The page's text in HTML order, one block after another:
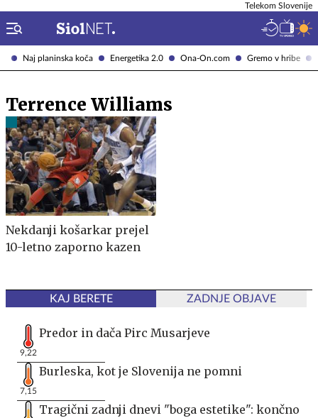
Naj planinska koča Energetika 2.0 Ona-On.com Gremo v hribe
Telekom Slovenije
Terrence Williams
Nekdanji košarkar prejel
10-letno zaporno kazen
KAJ BERETE ZADNJE OBJAVE
9,22
Predor in dača Pirc Musarjeve
7,15
Burleska, kot je Slovenija ne pomni
Tragični zadnji dnevi "boga estetike": končno